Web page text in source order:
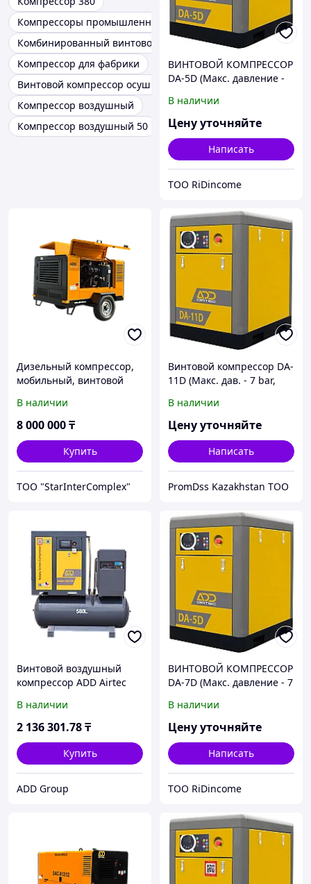
Компрессоры промышленные
Комбинированный винтовой компрессор
Компрессор для фабрики
Винтовой компрессор осушитель
Компрессор воздушный
Компрессор воздушный 50
ВИНТОВОЙ КОМПРЕССОР
DA-5D (Макс. давление -
В наличии
Цену уточняйте
Написать
ТОО RiDincome
Дизельный компрессор,
мобильный, винтовой
приводом ADD AIRTEC
DAC-X10/10 с двигателем
В наличии
8 000 000₸
Купить
ТОО "StarInterComplex"
Винтовой компрессор DA-
11D (Макс. дав. - 7 bar,
В наличии
Цену уточняйте
Написать
PromDss Kazakhstan TOO
Винтовой воздушный
компрессор ADD Airtec
В наличии
2 136 301.78₸
Купить
ADD Group
ВИНТОВОЙ КОМПРЕССОР
DA-7D (Макс. давление - 7
В наличии
Цену уточняйте
Написать
ТОО RiDincome